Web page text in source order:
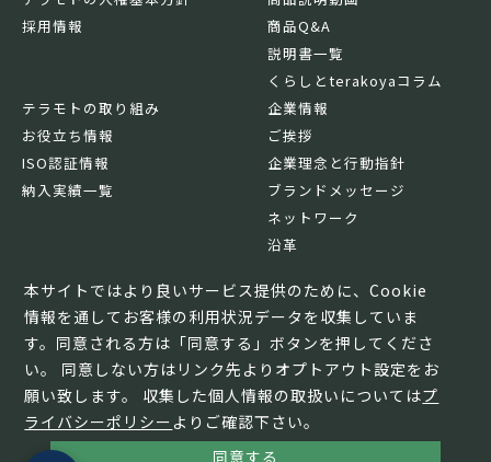
本サイトではより良いサービス提供のために、Cookie
情報を通してお客様の利用状況データを収集していま
す。同意される方は「同意する」ボタンを押してくださ
い。 同意しない方はリンク先よりオプトアウト設定をお
願い致します。 収集した個人情報の取扱いについてはプ
ライバシーポリシー よりご確認下さい。
同意する
採用情報
商品Q&A
説明書一覧
くらしとterakoyaコラム
テラモトの取り組み
お役立ち情報
ISO認証情報
納入実績一覧
企業情報
ご挨拶
企業理念と行動指針
ブランドメッセージ
ネットワーク
沿革